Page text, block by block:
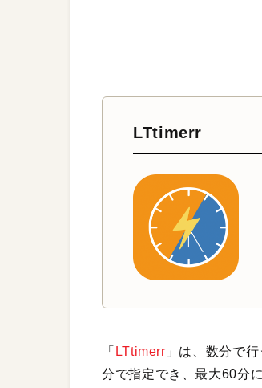
LTtimerr
「 LTtimerr 」は、数分で
分で指定でき、最大60分